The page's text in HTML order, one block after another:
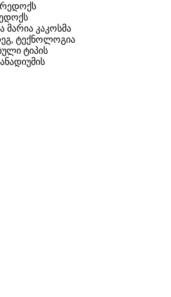
რედოქს
მარია კაკოსმა
ტექნოლოგია
ტიპის